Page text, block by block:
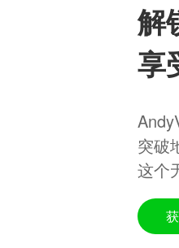
解
享
突破
这个